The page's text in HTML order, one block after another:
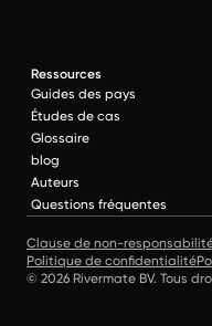
Ressources
Guides des pays
Études de cas
Glossaire
blog
Auteurs
Questions fréquentes
Clause de non-
Politique de confidentialité
© 2026 Rivermate BV. Tous